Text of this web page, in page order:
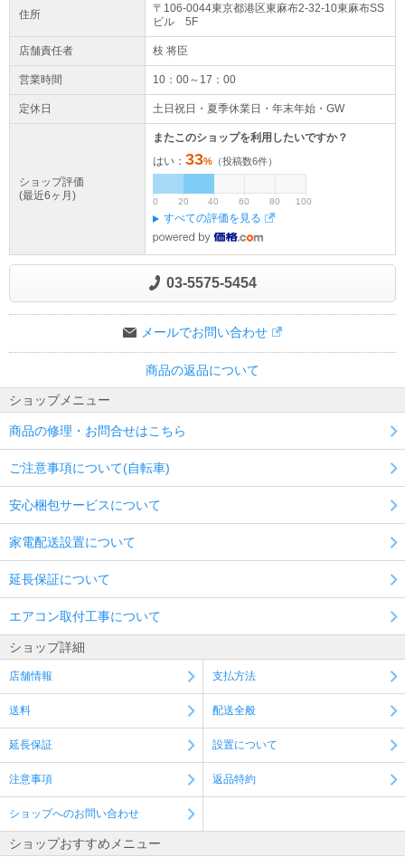
住所 〒106-0044東京都港区東麻布2-32-10東麻布SS
ビル 5F
店舗責任者 枝 将臣
営業時間 10：00～17：00
定休日 土日祝日・夏季休業日・年末年始・GW
ショップ評価
(最近6ヶ月)
またこのショップを利用したいですか？
はい： 33% （投稿数6件）
0 20 40 60 80 100
すべての評価を見る
03-5575-5454
メールでお問い合わせ
商品の返品について
ショップメニュー
商品の修理・お問合せはこちら
ご注意事項について(自転車)
安心梱包サービスについて
家電配送設置について
延長保証について
エアコン取付工事について
ショップ詳細
店舗情報 支払方法
送料 配送全般
延長保証 設置について
注意事項 返品特約
ショップへのお問い合わせ
ショップおすすめメニュー